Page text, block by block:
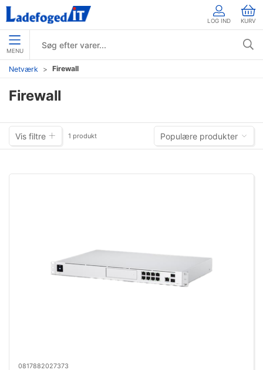
LOG IND KURV
MENU
Netværk Firewall
Firewall
Vis filtre 1 produkt Populære produkter
0817882027373